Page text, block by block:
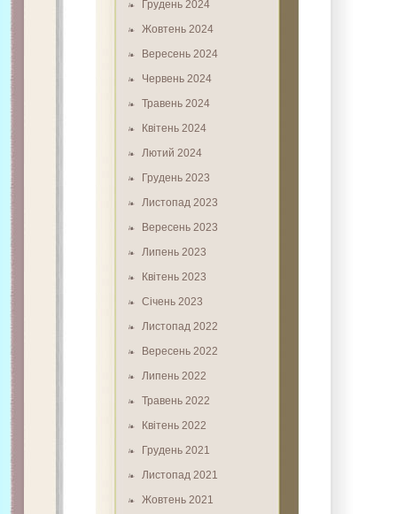
Грудень 2024
Жовтень 2024
Вересень 2024
Червень 2024
Травень 2024
Квітень 2024
Лютий 2024
Грудень 2023
Листопад 2023
Вересень 2023
Липень 2023
Квітень 2023
Січень 2023
Листопад 2022
Вересень 2022
Липень 2022
Травень 2022
Квітень 2022
Грудень 2021
Листопад 2021
Жовтень 2021